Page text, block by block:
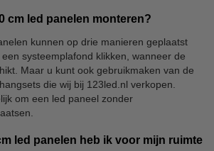
cm led panelen monteren?
kunnen op drie manieren geplaatst
systeemplafond klikken, wanneer de
Maar u kunt ook gebruikmaken van de
die wij bij 123led.nl verkopen.
om een led paneel zonder
led panelen heb ik voor mijn ruimte